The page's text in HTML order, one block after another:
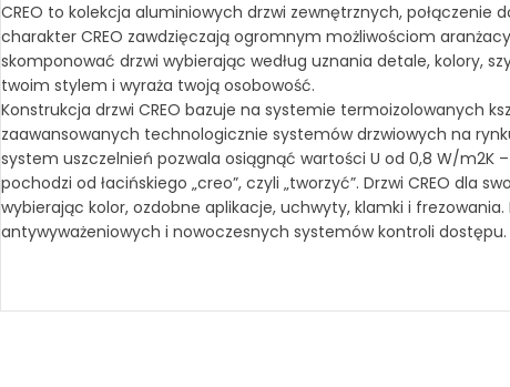
CREO to kolekcja aluminiowych drzwi zewnętrznych,
charakter CREO zawdzięczają ogromnym możliwościom
skomponować drzwi wybierając według uznania detale, kolory,
twoim stylem i wyraża twoją osobowość.
Konstrukcja drzwi CREO bazuje na systemie termoizolowanych
zaawansowanych technologicznie systemów drzwiowych na
system uszczelnień pozwala osiągnąć wartości U od 0,8 W/m2K
pochodzi od łacińskiego „creo”, czyli „tworzyć”. Drzwi CREO
wybierając kolor, ozdobne aplikacje, uchwyty, klamki i
antywyważeniowych i nowoczesnych systemów kontroli dostępu.